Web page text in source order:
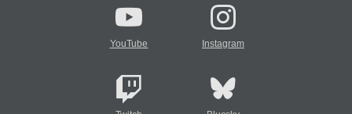
YouTube Instagram